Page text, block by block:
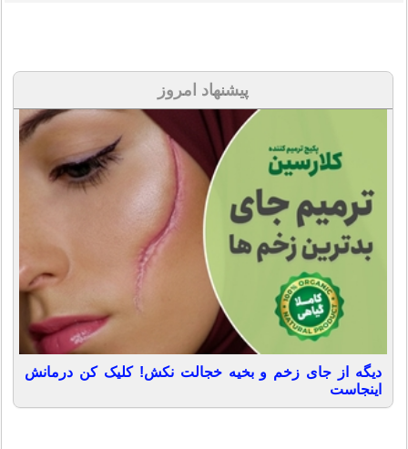
پیشنهاد امروز
دیگه از جای زخم و بخیه خجالت نکش! کلیک کن درمانش
اینجاست